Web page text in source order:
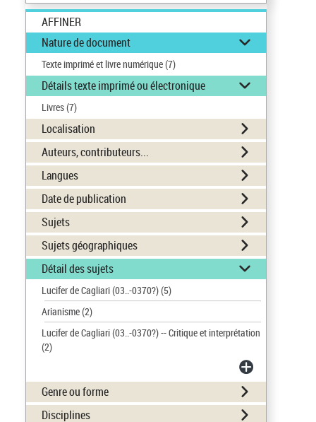
AFFINER
Nature de document
Texte imprimé et livre numérique(7)
Détails texte imprimé ou électronique
Livres(7)
Localisation
Auteurs, contributeurs...
Langues
Date de publication
Sujets
Sujets géographiques
Détail des sujets
Lucifer de Cagliari (03..-0370?)(5)
Arianisme(2)
Lucifer de Cagliari (03..-0370?) -- Critique et interprétation
(2)
Genre ou forme
Disciplines